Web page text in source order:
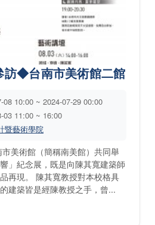
訪◆台南市美術館二館
08 10:00 ~ 2024-07-29 00:00
03 11:00 ~ 16:00
暨藝術學院
美術館（簡稱南美館）共同舉
」紀念展，既是向陳其寬建築師
再現。 陳其寬教授對本校格具
建築皆是經陳教授之手，曾...